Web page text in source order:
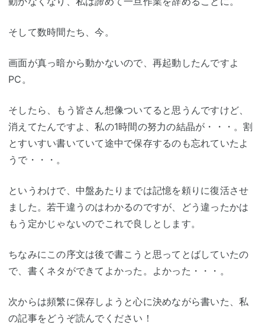
そして数時間たち、今。
画面が真っ暗から動かないので、再起動したんですよ
PC。
そしたら、もう皆さん想像ついてると思うんですけど、
消えてたんですよ、私の1時間の努力の結晶が・・・。割
とすいすい書いていて途中で保存するのも忘れていたよ
うで・・・。
というわけで、中盤あたりまでは記憶を頼りに復活させ
ました。若干違うのはわかるのですが、どう違ったかは
もう定かじゃないのでこれで良しとします。
ちなみにこの序文は後で書こうと思ってとばしていたの
で、書くネタができてよかった。よかった・・・。
次からは頻繁に保存しようと心に決めながら書いた、私
の記事をどうぞ読んでください！